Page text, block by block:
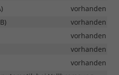
vorhanden
vorhanden
vorhanden
vorhanden
vorhanden